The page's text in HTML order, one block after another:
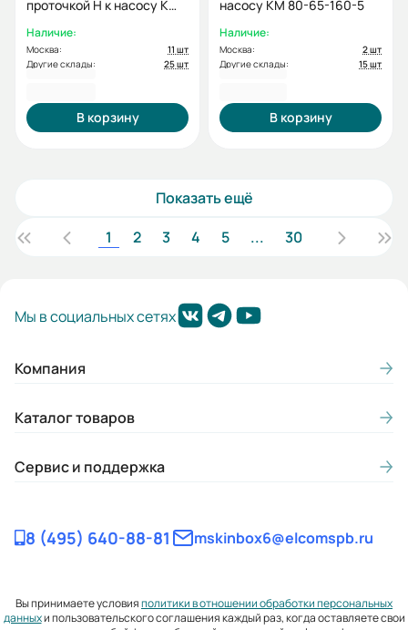
проточкой H к насосу К
200, К 100-65-250
Наличие:
Москва:
11 шт
Другие склады:
25 шт
В корзину
насосу КМ 80-65-160-5
Наличие:
Москва:
2 шт
Другие склады:
15 шт
В корзину
Показать ещё
1
2 3 4 5 ... 30
Мы в социальных сетях
Компания
Каталог товаров
Сервис и поддержка
8 (495) 640-88-81 mskinbox6@elcomspb.ru
Вы принимаете условияполитики в отношении обработки персональных
данныхи пользовательского соглашения каждый раз, когда оставляете свои